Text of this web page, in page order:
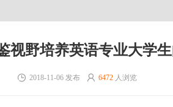
视野培养英语专业大学
2018-11-06 发布 6472人浏览